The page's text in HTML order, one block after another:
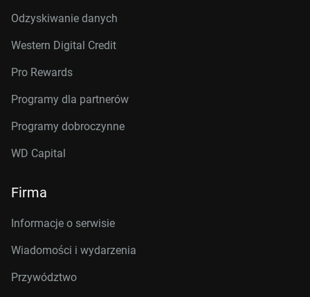
Odzyskiwanie danych
Western Digital Credit
Pro Rewards
Programy dla partnerów
Programy dobroczynne
WD Capital
Firma
Informacje o serwisie
Wiadomości i wydarzenia
Przywództwo